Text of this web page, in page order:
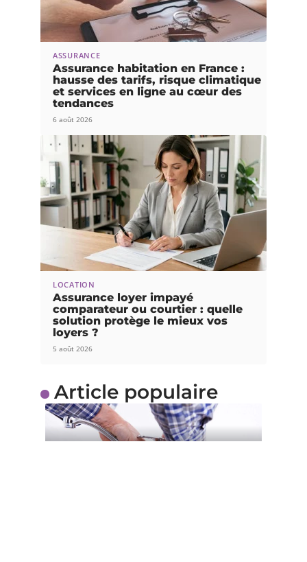
ASSURANCE
Assurance habitation en France :
hausse des tarifs, risque climatique
et services en ligne au cœur des
tendances
6 août 2026
LOCATION
Assurance loyer impayé
comparateur ou courtier : quelle
solution protège le mieux vos
loyers ?
5 août 2026
Article populaire
TENDANCES